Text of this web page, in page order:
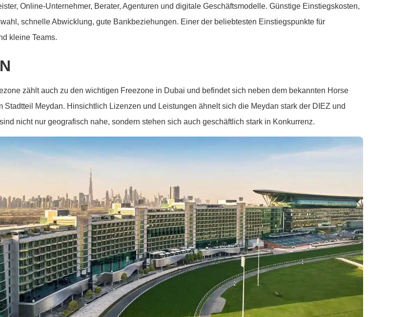
Online-Unternehmer, Berater, Agenturen und digitale Geschäftsmodelle. Günstige Einstiegskosten,
schnelle Abwicklung, gute Bankbeziehungen. Einer der beliebtesten Einstiegspunkte für
kleine Teams.
zählt auch zu den wichtigen Freezone in Dubai und befindet sich neben dem bekannten Horse
Stadtteil Meydan. Hinsichtlich Lizenzen und Leistungen ähnelt sich die Meydan stark der DIEZ und
nicht nur geografisch nahe, sondern stehen sich auch geschäftlich stark in Konkurrenz.